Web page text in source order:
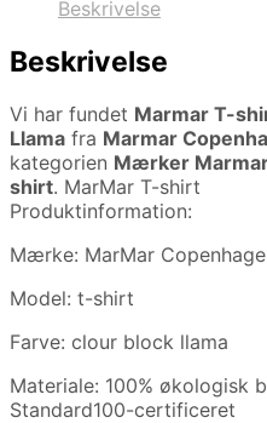
Beskrivelse
Beskrivelse
Vi har fundet Marmar T-
Llama fra Marmar
kategorien Mærker
shirt. MarMar T-shirt
Produktinformation:
Mærke: MarMar
Model: t-shirt
Farve: clour block llama
Materiale: 100% økologisk
Standard100-certificeret